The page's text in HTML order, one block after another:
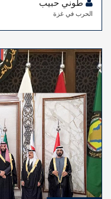
الحرب في غزة